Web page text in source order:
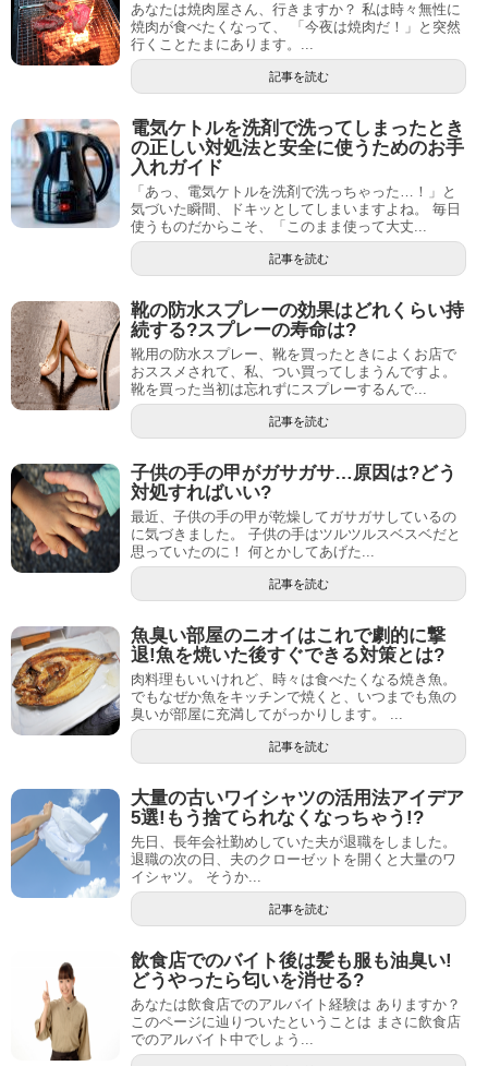
あなたは焼肉屋さん、行きますか？ 私は時々無性に
焼肉が食べたくなって、 「今夜は焼肉だ！」と突然
行くことたまにあります。...
記事を読む
電気ケトルを洗剤で洗ってしまったとき
の正しい対処法と安全に使うためのお手
入れガイド
「あっ、電気ケトルを洗剤で洗っちゃった…！」と
気づいた瞬間、ドキッとしてしまいますよね。 毎日
使うものだからこそ、「このまま使って大丈...
記事を読む
靴の防水スプレーの効果はどれくらい持
続する?スプレーの寿命は?
靴用の防水スプレー、靴を買ったときによくお店で
おススメされて、私、つい買ってしまうんですよ。
靴を買った当初は忘れずにスプレーするんで...
記事を読む
子供の手の甲がガサガサ…原因は?どう
対処すればいい?
最近、子供の手の甲が乾燥してガサガサしているの
に気づきました。 子供の手はツルツルスベスベだと
思っていたのに！ 何とかしてあげた...
記事を読む
魚臭い部屋のニオイはこれで劇的に撃
退!魚を焼いた後すぐできる対策とは?
肉料理もいいけれど、時々は食べたくなる焼き魚。
でもなぜか魚をキッチンで焼くと、いつまでも魚の
臭いが部屋に充満してがっかりします。 ...
記事を読む
大量の古いワイシャツの活用法アイデア
5選!もう捨てられなくなっちゃう!?
先日、長年会社勤めしていた夫が退職をしました。
退職の次の日、夫のクローゼットを開くと大量のワ
イシャツ。 そうか...
記事を読む
飲食店でのバイト後は髪も服も油臭い!
どうやったら匂いを消せる?
あなたは飲食店でのアルバイト経験は ありますか？
このページに辿りついたということは まさに飲食店
でのアルバイト中でしょう...